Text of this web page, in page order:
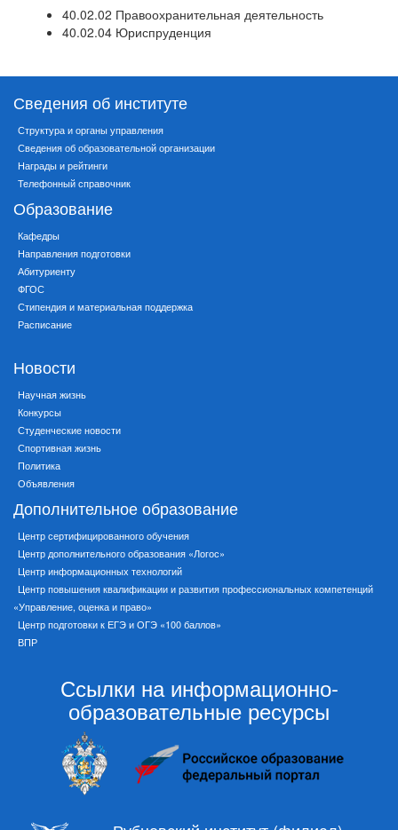
40.02.02 Правоохранительная деятельность
40.02.04 Юриспруденция
Сведения об институте
Структура и органы управления
Сведения об образовательной организации
Награды и рейтинги
Телефонный справочник
Образование
Кафедры
Направления подготовки
Абитуриенту
ФГОС
Стипендия и материальная поддержка
Расписание
Новости
Научная жизнь
Конкурсы
Студенческие новости
Спортивная жизнь
Политика
Объявления
Дополнительное образование
Центр сертифицированного обучения
Центр дополнительного образования «Логос»
Центр информационных технологий
Центр повышения квалификации и развития профессиональных компетенций
«Управление, оценка и право»
Центр подготовки к ЕГЭ и ОГЭ «100 баллов»
ВПР
Ссылки на информационно-
образовательные ресурсы